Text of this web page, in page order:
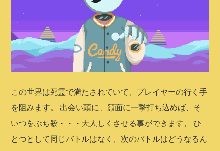
この世界は死霊で満たされていて、プレイヤーの行く手
を阻みます。 出会い頭に、顔面に一撃打ち込めば、そ
いつをぶち殺・・・大人しくさせる事ができます。 ひ
とつとして同じバトルはなく、次のバトルはどうなるん